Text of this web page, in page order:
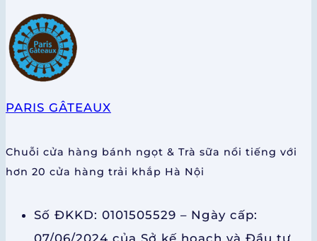
PARIS GÂTEAUX
Chuỗi cửa hàng bánh ngọt & Trà sữa nổi tiếng với
hơn 20 cửa hàng trải khắp Hà Nội
Số ĐKKD: 0101505529 – Ngày cấp:
07/06/2024 của Sở kế hoạch và Đầu tư